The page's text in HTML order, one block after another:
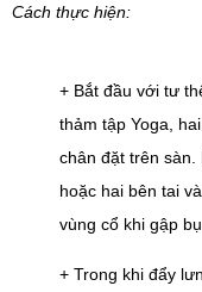
Cách thực hiện:
+ Bắt đầu với tư
thảm tập Yoga,
chân đặt trên
hoặc hai bên tai
vùng cổ khi gập
+ Trong khi đẩy